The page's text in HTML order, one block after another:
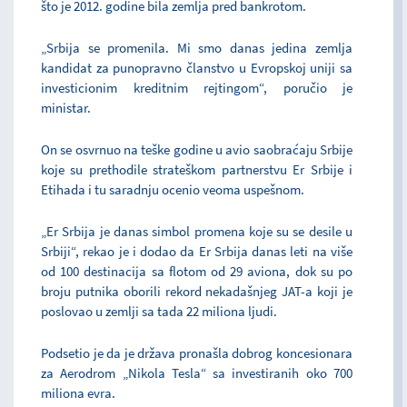
što je 2012. godine bila zemlja pred bankrotom.
„Srbija se promenila. Mi smo danas jedina zemlja
kandidat za punopravno članstvo u Evropskoj uniji sa
investicionim kreditnim rejtingom“, poručio je
ministar.
On se osvrnuo na teške godine u avio saobraćaju Srbije
koje su prethodile strateškom partnerstvu Er Srbije i
Etihada i tu saradnju ocenio veoma uspešnom.
„Er Srbija je danas simbol promena koje su se desile u
Srbiji“, rekao je i dodao da Er Srbija danas leti na više
od 100 destinacija sa flotom od 29 aviona, dok su po
broju putnika oborili rekord nekadašnjeg JAT-a koji je
poslovao u zemlji sa tada 22 miliona ljudi.
Podsetio je da je država pronašla dobrog koncesionara
za Aerodrom „Nikola Tesla“ sa investiranih oko 700
miliona evra.